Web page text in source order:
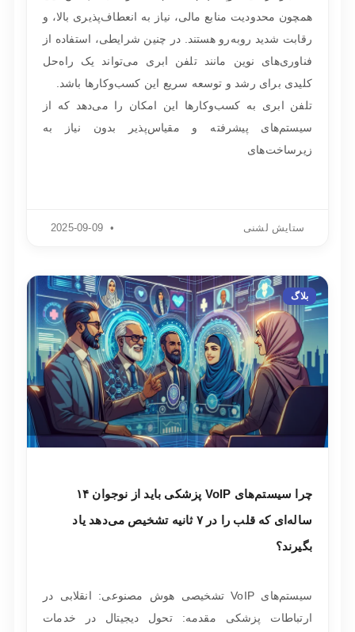
همچون محدودیت منابع مالی، نیاز به انعطاف‌پذیری بالا، و
رقابت شدید روبه‌رو هستند. در چنین شرایطی، استفاده از
فناوری‌های نوین مانند تلفن ابری می‌تواند یک راه‌حل
کلیدی برای رشد و توسعه سریع این کسب‌وکارها باشد.
تلفن ابری به کسب‌وکارها این امکان را می‌دهد که از
سیستم‌های پیشرفته و مقیاس‌پذیر بدون نیاز به
زیرساخت‌های
ستایش لشنی
بلاگ
چرا سیستم‌های VoIP پزشکی باید از نوجوان ۱۴
ساله‌ای که قلب را در ۷ ثانیه تشخیص می‌دهد یاد
بگیرند؟
سیستم‌های VoIP تشخیصی هوش مصنوعی: انقلابی در
ارتباطات پزشکی مقدمه: تحول دیجیتال در خدمات